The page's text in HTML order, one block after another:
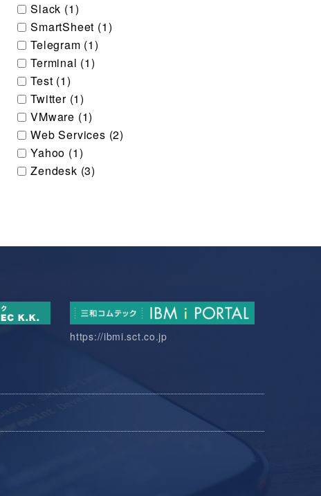
Slack (1)
SmartSheet (1)
Telegram (1)
Terminal (1)
Test (1)
Twitter (1)
VMware (1)
Web Services (2)
Yahoo (1)
Zendesk (3)
https://ibmi.sct.co.jp